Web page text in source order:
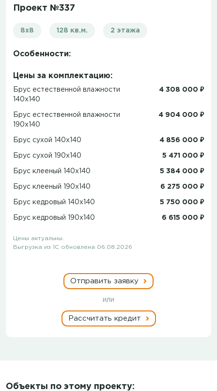
Проект №337
8х8 128 кв.м. 2 этажа
Особенности:
Цены за комплектацию:
Брус естественной влажности
140x140
4 308 000 ₽
Брус естественной влажности
190x140
4 904 000 ₽
Брус сухой 140x140 4 856 000 ₽
Брус сухой 190x140 5 471 000 ₽
Брус клееный 140x140 5 384 000 ₽
Брус клееный 190x140 6 275 000 ₽
Брус кедровый 140x140 5 750 000 ₽
Брус кедровый 190x140 6 615 000 ₽
Цены актуальны.
Выгрузка из 1С обновлена 06.08.2026
Отправить заявку
или
Рассчитать кредит
Объекты по этому проекту: